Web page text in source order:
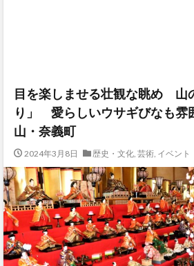
目を楽しませる壮観な眺め 山
り」 愛らしいウサギびなも雰
山・奈義町
2024年3月8日 歴史・文化 芸術 イベント